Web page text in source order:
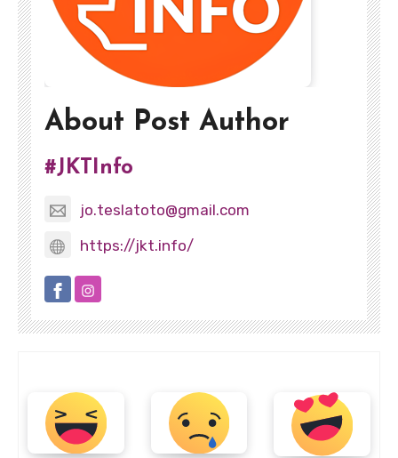
About Post Author
#JKTInfo
jo.teslatoto@gmail.com
https://jkt.info/